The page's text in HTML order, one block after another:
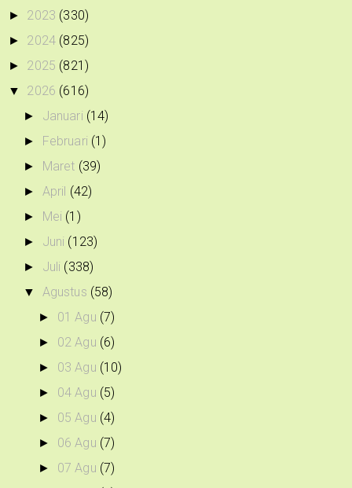
► 2023 (330)
► 2024 (825)
► 2025 (821)
▼ 2026 (616)
► Januari (14)
► Februari (1)
► Maret (39)
► April (42)
► Mei (1)
► Juni (123)
► Juli (338)
▼ Agustus (58)
► 01 Agu (7)
► 02 Agu (6)
► 03 Agu (10)
► 04 Agu (5)
► 05 Agu (4)
► 06 Agu (7)
► 07 Agu (7)